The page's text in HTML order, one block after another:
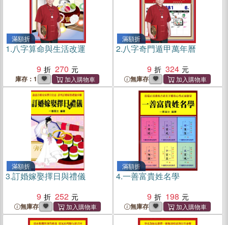
滿額折
1.八字算命與生活改運
9
270
庫存：1
滿額折
2.八字奇門遁甲萬年曆
9
324
無庫存
滿額折
3.訂婚嫁娶擇日與禮儀
9
252
無庫存
滿額折
4.一善富貴姓名學
9
198
無庫存